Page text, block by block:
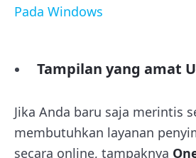
Pada Windows
Tampilan yang amat
Jika Anda baru saja merintis
membutuhkan layanan
secara online, tampaknya